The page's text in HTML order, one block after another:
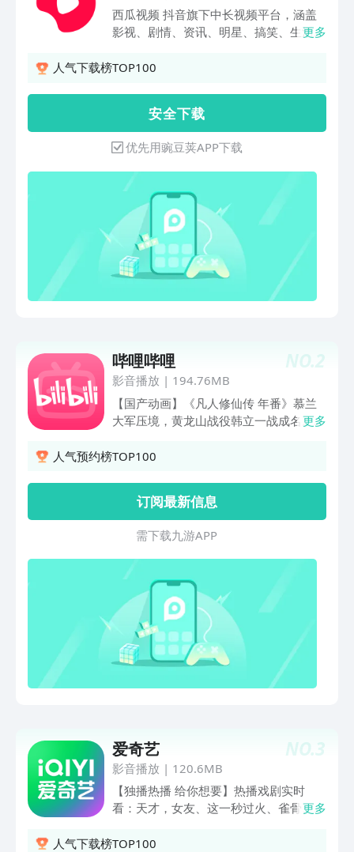
西瓜视频 抖音旗下中长视频平台，涵盖
影视、剧情、资讯、明星、搞笑、生活记
1.8亿用户活跃在西瓜视频。 【来西瓜视
看越多赚越多，连续签到领取翻倍金币奖
励！ 都市言情、逆袭复仇、穿越脑洞、
恋爱豪门、赘婿逆袭等多品类剧目，海量
短剧应有尽有；操作简单，轻轻一点即可
开始爽剧之旅，支持支持倍速观看、跳集
播放、滑动切换等功能，带你畅游短剧！
- 精彩短剧内容：《二十九》《午后玫
瑰》《金猪玉叶》《桃花马上请长缨》
《丐世龙婿》《结婚当天我成了豪门继承
人》《女婿回乡》《闪婚小孕妻》《神尊
归位》《龙升》《外卖老爹竟是满级大
过愤怒的海》《夺宝奇兵5》《疯狂元素
城》《速度与激情10》《银河护卫队3》
《满江红》《阿凡达：水之道》全网同步
首发， 还有经典电视剧、高分电影、热
门综艺等精品内容，4K超高清更精彩。
【在这里 看见不一样的烟火】 你可以跟
@洛桑和小志玛去雪山摘草药，还可以跟
着@一朵北漂看看北漂家族如何把生活过
的火热，更多不一样的烟火生活等你来发
现！ 【西瓜直播 带你足不出户看世界】
活，大千世界精彩目不暇接，快跟着主播
们一起去看世界吧！ 【成为西瓜视频创
作人 一起感受创作的力量】 把课堂搬进
博物馆的@水星逛博物馆，为全村老人拍
照的@小白的奇幻旅行等超多创作人在西
瓜等你，成为西瓜视频创作人，让更多人
感受生活的温度，共享视频世界～ *数据
来源：QuestMobile
更多
人气下载榜TOP100
安 全 下 载
优先用豌豆荚APP下载
NO.2
哔哩哔哩
影音播放 | 194.76MB
【国产动画】《凡人修仙传 年番》慕兰
大军压境，黄龙山战役韩立一战成名。
荡风云。《将夜》永夜将至，拔刀向天。
记忆，去创造你想要的结局吧！《成也萧
河》学霸游戏恋爱两不误。【番剧动画】
成为勇者拯救世界，才是惩罚真正的开
始，《判处勇者刑》正在热播！轻松快乐
又隐有酸涩，像极了青春！《正相反的你
与我》甜蜜上映中！变身骑士拯救世界，
《假面骑士ZZZ》任务继续！还有海量精
彩番剧内容等着你，快来与小伙伴们一同
观看吧！！【电影】《消失的人》热播
中，居民楼离奇案件谁才是幕后真凶！
《寒战1994》热播中，顶配港星阵容，
包出处，一起尖叫吧！《猪猪侠大电影之
竞速小英雄》热播中，猪猪侠开飞车啦！
【电视剧】《昭阳公主》独播中！寒门学
子李宏毅意外与公主孔雪儿一夜春风后却
杀！《屌丝女士》系列B站持续热播中！
更多
人气预约榜TOP100
订阅最新信息
需 下 载 九 游 A P P
NO.3
爱奇艺
影音播放 | 120.6MB
【独播热播 给你想要】热播戏剧实时
看：天才，女友、这一秒过火、雀骨、兵
低智商犯罪精彩电影不间断：烈焰狂沙、
更多
人气下载榜TOP100